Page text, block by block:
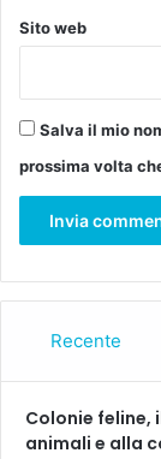
Sito web
Salva il mio
prossima volta
Recente
Colonie feline,
animali e alla